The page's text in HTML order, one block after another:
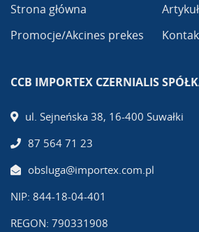
Strona główna
Promocje/Akcines prekes
CCB IMPORTEX CZERNIALIS
ul. Sejneńska 38, 16-400 Suwałki
87 564 71 23
obsluga@importex.com.pl
NIP: 844-18-04-401
REGON: 790331908